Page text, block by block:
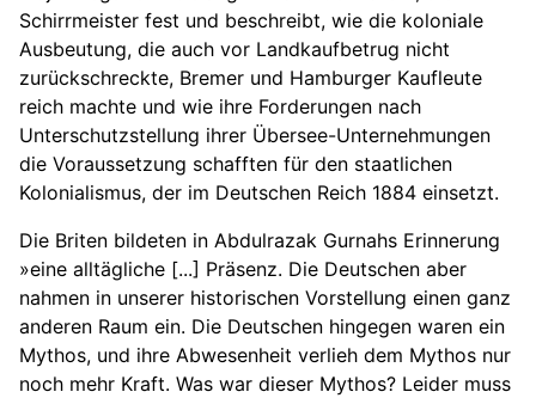
Schirrmeister fest und beschreibt, wie die koloniale
Ausbeutung, die auch vor Landkaufbetrug nicht
zurückschreckte, Bremer und Hamburger Kaufleute
reich machte und wie ihre Forderungen nach
Unterschutzstellung ihrer Übersee-Unternehmungen
die Voraussetzung schafften für den staatlichen
Kolonialismus, der im Deutschen Reich 1884 einsetzt.
Die Briten bildeten in Abdulrazak Gurnahs Erinnerung
»eine alltägliche [...] Präsenz. Die Deutschen aber
nahmen in unserer historischen Vorstellung einen ganz
anderen Raum ein. Die Deutschen hingegen waren ein
Mythos, und ihre Abwesenheit verlieh dem Mythos nur
noch mehr Kraft. Was war dieser Mythos? Leider muss